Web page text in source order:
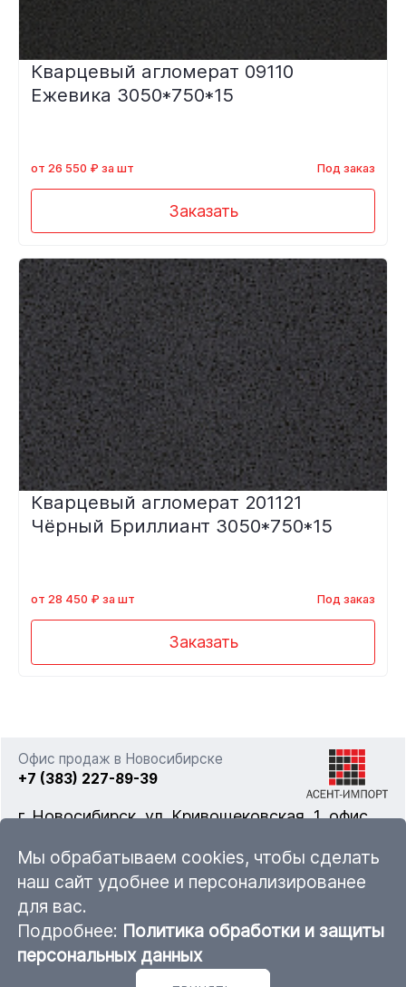
Кварцевый агломерат 09110
Ежевика 3050*750*15
от 26 550 ₽ за шт Под заказ
Заказать
Кварцевый агломерат 201121
Чёрный Бриллиант 3050*750*15
от 28 450 ₽ за шт Под заказ
Заказать
Офис продаж в Новосибирске
+7 (383) 227-89-39
г. Новосибирск, ул. Кривощековская, 1, офис
nsk@ascent-import.ru
Карта каталога продукции
Мы обрабатываем cookies, чтобы сделать
наш сайт удобнее и персонализированее
для вас.
Подробнее: Политика обработки и защиты
персональных данных